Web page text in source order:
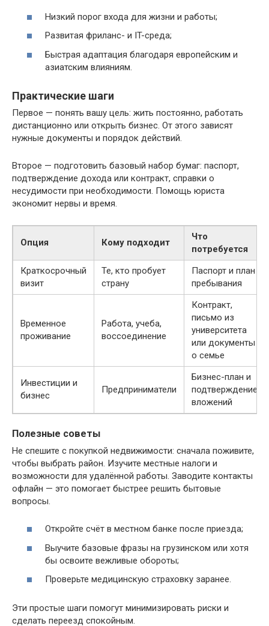
Низкий порог входа для жизни и работы;
Развитая фриланс- и IT-среда;
Быстрая адаптация благодаря европейским и
азиатским влияниям.
Практические шаги
Первое — понять вашу цель: жить постоянно, работать
дистанционно или открыть бизнес. От этого зависят
нужные документы и порядок действий.
Второе — подготовить базовый набор бумаг: паспорт,
подтверждение дохода или контракт, справки о
несудимости при необходимости. Помощь юриста
экономит нервы и время.
Опция Кому подходит
Что
потребуется
Краткосрочный
визит
Те, кто пробует
страну
Паспорт и план
пребывания
Временное
проживание
Работа, учеба,
воссоединение
Контракт,
письмо из
университета
или документы
о семье
Инвестиции и
бизнес
Предприниматели
Бизнес-план и
подтверждение
вложений
Полезные советы
Не спешите с покупкой недвижимости: сначала поживите,
чтобы выбрать район. Изучите местные налоги и
возможности для удалённой работы. Заводите контакты
офлайн — это помогает быстрее решить бытовые
вопросы.
Откройте счёт в местном банке после приезда;
Выучите базовые фразы на грузинском или хотя
бы освоите вежливые обороты;
Проверьте медицинскую страховку заранее.
Эти простые шаги помогут минимизировать риски и
сделать переезд спокойным.